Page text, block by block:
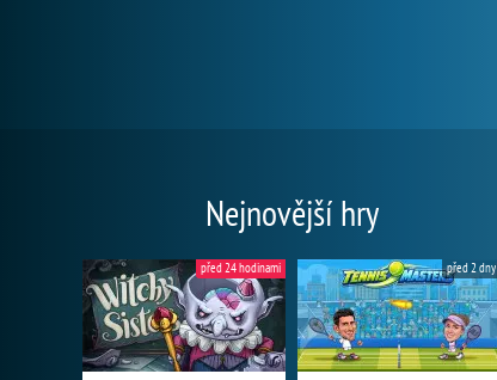
Nejnovější hry
před 24 hodinami před 2 dny